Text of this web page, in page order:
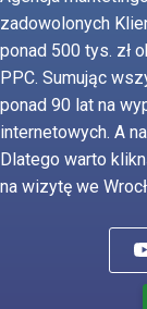
zadowolonych
ponad 500 tys. zł
PPC. Sumując
ponad 90 lat na
internetowych. A
Dlatego warto
na wizytę we